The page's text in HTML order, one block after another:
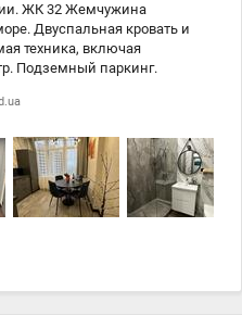
ЖК 32 Жемчужина
Двуспальная кровать и
техника, включая
Подземный паркинг.